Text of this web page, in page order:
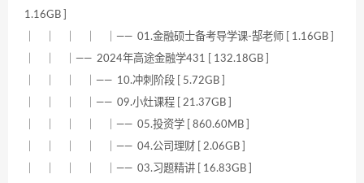
1.16GB ]
｜ ｜ ｜ ｜ ｜—— 01.金融硕士备考导学课-郜老师 [ 1.16GB ]
｜ ｜ ｜—— 2024年高途金融学431 [ 132.18GB ]
｜ ｜ ｜ ｜—— 10.冲刺阶段 [ 5.72GB ]
｜ ｜ ｜ ｜—— 09.小灶课程 [ 21.37GB ]
｜ ｜ ｜ ｜ ｜—— 05.投资学 [ 860.60MB ]
｜ ｜ ｜ ｜ ｜—— 04.公司理财 [ 2.06GB ]
｜ ｜ ｜ ｜ ｜—— 03.习题精讲 [ 16.83GB ]